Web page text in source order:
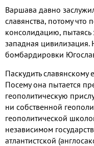
Варшава давно
славянства, потому что
консолидацию, пытаясь
западная цивилизация.
бомбардировки
Паскудить
Посему она пытается
геополитическую
ни собственной
геополитической
независимом
атлантистской (